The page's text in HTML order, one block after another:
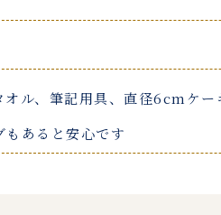
オル、筆記用具、直径6cmケ
あると安心です